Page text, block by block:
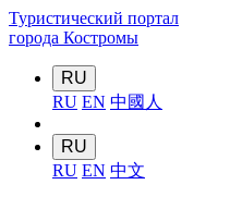
Туристический портал
города Костромы
RU
RU EN 中國人
RU
RU EN 中文